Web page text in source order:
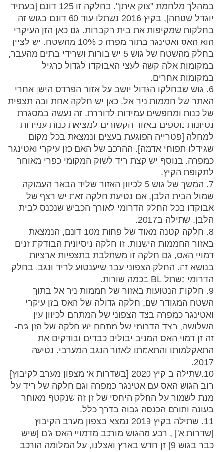
במהלך מלחמת "צוק איתן". בחלקה זו 125 דונם [בעתיד
יוגדל שטחה], בקיץ 2016 נשתלו עוד 60 דונם בגוש זה
בחלקות שמקיפות את בית הקברות. גם כאן הזן העיקרי
הוא האס ואטינגר בתור מפרה כ 10% מהשטח. יש לציין
בחלק מהשטח של גוש 5 יש בורות ושרידי בתים מהעבר,
במקומות אלה קשה לעצי האבוקדו לגדול כרגיל
במקומות אחרים.
6. גוש שבחלקו הגדול יושב על אזור הפרדס הישן אחרי
האתר של חממות ניר אל. כאן יש חלקה אחת ובה תצפית
של כנות ומחפשים עמידות לדוררת. זה נעשה במסגרת
נסיונות נוספים באזור הקשורים למציאת כנות עמידות
למחלה [פטרייה הפוגעת בעצים ונמצאת בכל מקום
שגידלו תפוחי אדמה]. ההרכב של האם כזן עיקרי ואטינגר
כמפרה, בנוסף יש קצת ריד לשוק המקומי כפרי מאוחר
לתקופת הקיץ.
7. המשך של גוש 5 לכיוון האזור שליד הבאר העמוקה
שמול הבית הלבן, אם נטיעת חלקה זאת יש רצף של
אבוקדו בכל החלק הדרומי לאורך הכביש שנכנס לבית
הלבן. שתילה ב2017.
8. חלקה קטנה מאוד של פחות מ10 דונם, הנמצאת
באזור החממות הישנות, זו חלקה ניסיונית הבודקת זנים
דמויי האס, גם חלקה זו משתלבת בתצפיות ארציות
בנושא זה. החלק הצפוני עבר שיענטוע לריד ונגב, בחלק
הדרומי נשתל BL בכמה שורות.
9. חלקות הנטועות באזור של חממות ניר אל בתוך
השטח המגודר שם, חלקה גדולה של האס בזן עיקרי
ואטינגר כמפרה בצד הצפוני של המתחם לכיוון עין
השלושה, בצד הדרומי של מתחם יש חלקה של הזן ג'ם-
זה זן דמוי האס המניב יבולים כבדים ובודקים את
התאקלמותו והתאמתו לאזור הנגב המערבי. נטיעה
2017.
10.שתילה ב קיץ 2020 [בשדרות א' מצפון מערב לקיבוץ]
רוב הגוש האס עם אטינגר כמפרה וגם חלקה של ריד על
מנת לשמור על החלק היחסי של זן זה שנקטף מאוחר
בעונה ותורם הכנסה גבוה בדרך כלל.
11. שתילה בקיץ 2019 נמצא בצפון מערב הקיבוץ
[שדרות א'] , רבע מהגוש מורכב מדמויי האס ג'ם [שיש
כבר בגוש 9] זן חדש בארץ ואצלנו, על המלומה הורכב